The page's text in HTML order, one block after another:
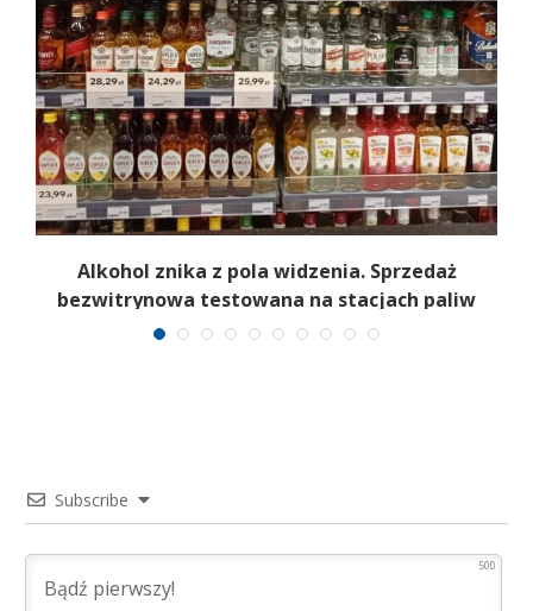
Alkohol znika z pola widzenia. Sprzedaż
bezwitrynowa testowana na stacjach paliw
Subscribe
500